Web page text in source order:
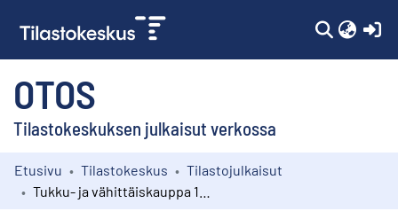
OTOS
Tilastokeskuksen julkaisut verkossa
Kokoelmat
Etusivu Tilastokeskus
Tilastojulkaisut